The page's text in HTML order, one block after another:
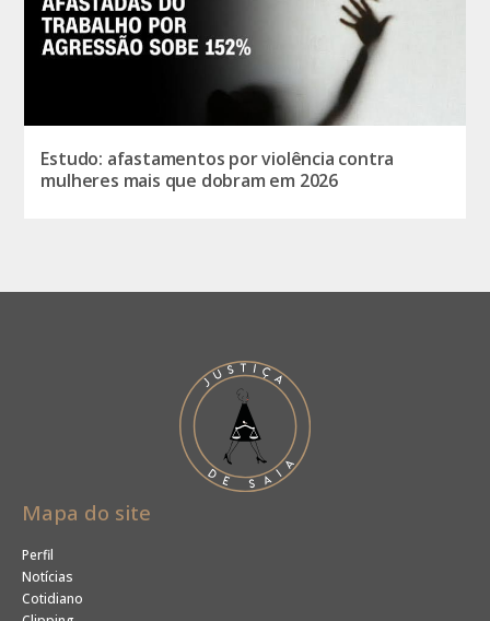
Estudo: afastamentos por violência contra
mulheres mais que dobram em 2026
Mapa do site
Perfil
Notícias
Cotidiano